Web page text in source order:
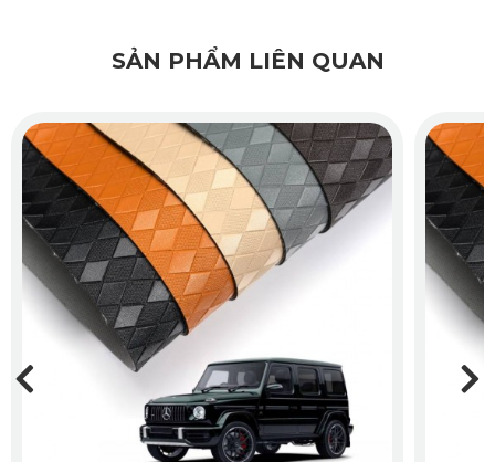
2.5. Thiết Kế Mặt Đáy Knitted Backing Co Giãn,
Mặt đáy của thảm sàn ô tô 360 Fortuner 2017 nhà KATA
được thiết kế với công nghệ Knitted Backing giúp thảm có
khả năng co giãn và đàn hồi tốt. Điều này giúp thảm bám
chắc vào sàn xe mà không bị xê dịch trong quá trình sử
dụng. Thiết kế này không chỉ giúp bảo vệ thảm sàn khỏi
sự mài mòn mà còn giúp tăng độ bền của sản phẩm, giữ
thảm luôn ổn định và lâu dài.
3. Lợi Ích Khi Sử Dụng Thảm Sàn Ô Tô
360 Fortuner 2017 của KATA
3.1. Bảo Vệ Toàn Diện Sàn Xe
SẢN PHẨM LIÊN QUAN